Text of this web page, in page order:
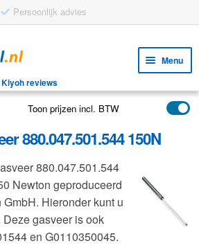
Persoonlijk advies
Menu
reviews
Toon prijzen incl. BTW
880.047.501.544 150N
880.047.501.544
Newton geproduceerd
Hieronder kunt u
gasveer is ook
en G0110350045.